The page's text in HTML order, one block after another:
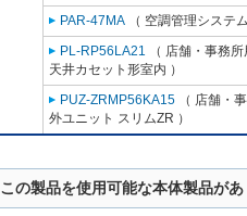
PAR-47MA （ 空調管理システ
PL-RP56LA21 （ 店舗・事務
天井カセット形室内 ）
PUZ-ZRMP56KA15 （ 店舗・
外ユニット スリムZR ）
この製品を使用可能な本体製品が